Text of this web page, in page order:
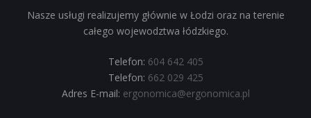
Nasze usługi realizujemy głównie w Łodzi oraz na terenie
całego wojewodztwa łódzkiego.
Telefon: 604 642 405
Telefon: 662 029 425
Adres E-mail: ergonomica@ergonomica.pl